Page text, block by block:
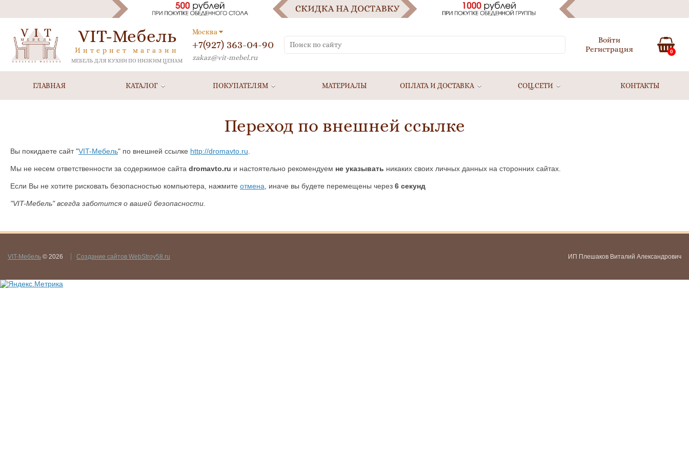
VIT-Мебель
Интернет магазин
МЕБЕЛЬ ДЛЯ КУХНИ ПО НИЗКИМ ЦЕНАМ
Москва
+7(927) 363-04-90
zakaz@vit-mebel.ru
Войти
Регистрация
0
ГЛАВНАЯ КАТАЛОГ ПОКУПАТЕЛЯМ МАТЕРИАЛЫ ОПЛАТА И ДОСТАВКА СОЦ.СЕТИ КОНТАКТЫ
Переход по внешней ссылке
Вы покидаете сайт "VIT-Мебель" по внешней ссылке http://dromavto.ru
Мы не несем ответственности за содержимое сайта dromavto.ru и настоятельно рекомендуем не указывать никаких своих личных данных на сторонних сайтах.
Если Вы не хотите рисковать безопасностью компьютера, нажмите отмена , иначе вы будете перемещены через 5 секунд
"VIT-Мебель" всегда заботится о вашей безопасности.
VIT-Мебель © 2026 Создание сайтов WebStroy58.ru ИП Плешаков Виталий Александрович